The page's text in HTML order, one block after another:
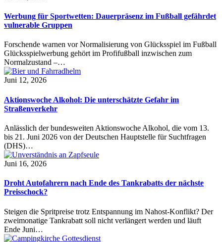
Werbung für Sportwetten: Dauerpräsenz im Fußball gefährdet
vulnerable Gruppen
Forschende warnen vor Normalisierung von Glücksspiel im Fußball
Glücksspielwerbung gehört im Profifußball inzwischen zum
Normalzustand –…
Juni 12, 2026
Aktionswoche Alkohol: Die unterschätzte Gefahr im
Straßenverkehr
Anlässlich der bundesweiten Aktionswoche Alkohol, die vom 13.
bis 21. Juni 2026 von der Deutschen Hauptstelle für Suchtfragen
(DHS)…
Juni 16, 2026
Droht Autofahrern nach Ende des Tankrabatts der nächste
Preisschock?
Steigen die Spritpreise trotz Entspannung im Nahost-Konflikt? Der
zweimonatige Tankrabatt soll nicht verlängert werden und läuft
Ende Juni…